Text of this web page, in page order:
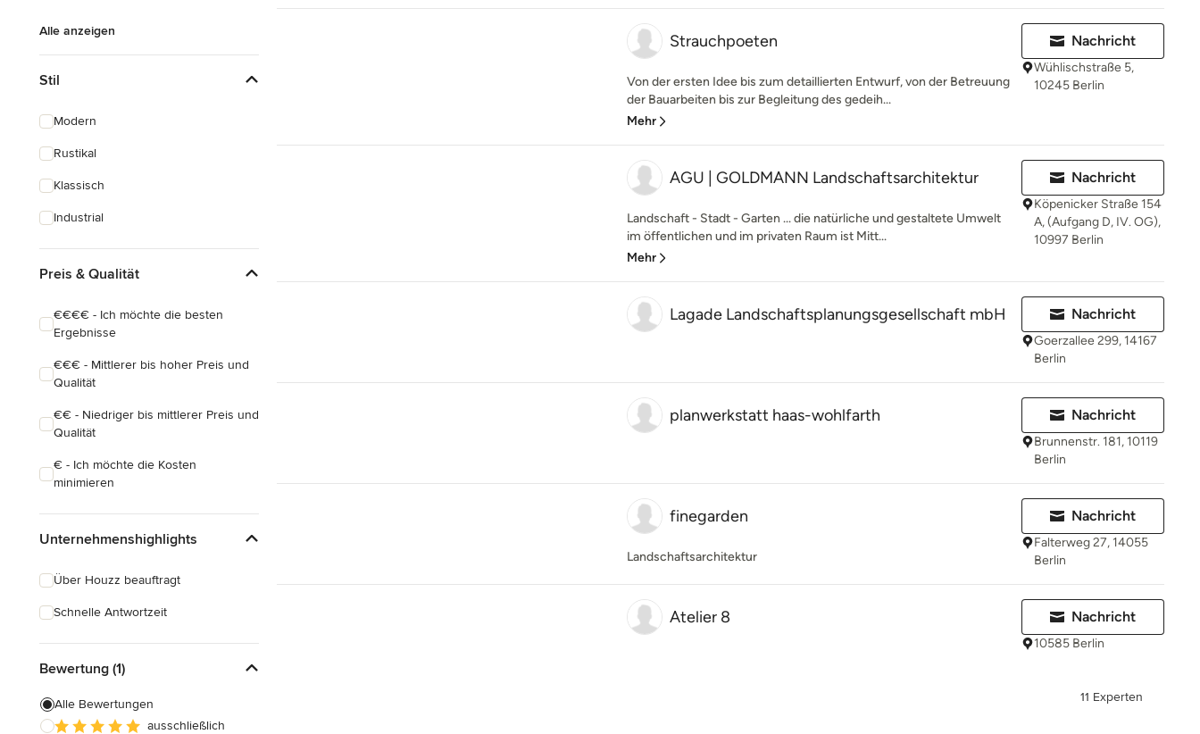
Alle anzeigen
Stil
Modern
Rustikal
Klassisch
Industrial
Preis & Qualität
€€€€ - Ich möchte die besten
Ergebnisse
€€€ - Mittlerer bis hoher Preis und
Qualität
€€ - Niedriger bis mittlerer Preis und
Qualität
€ - Ich möchte die Kosten
minimieren
Unternehmenshighlights
Über Houzz beauftragt
Schnelle Antwortzeit
Bewertung (1)
Alle Bewertungen
ausschließlich
Strauchpoeten
Von der ersten Idee bis zum detaillierten Entwurf, von der Betreuung
der Bauarbeiten bis zur Begleitung des gedeih...
Mehr
Nachricht
Wühlischstraße 5,
10245 Berlin
AGU | GOLDMANN Landschaftsarchitektur
Landschaft - Stadt - Garten ... die natürliche und gestaltete Umwelt
im öffentlichen und im privaten Raum ist Mitt...
Mehr
Nachricht
Köpenicker Straße 154
A, (Aufgang D, IV. OG),
10997 Berlin
Lagade Landschaftsplanungsgesellschaft mbH Nachricht
Goerzallee 299, 14167
Berlin
planwerkstatt haas-wohlfarth Nachricht
Brunnenstr. 181, 10119
Berlin
finegarden
Landschaftsarchitektur
Nachricht
Falterweg 27, 14055
Berlin
Atelier 8 Nachricht
10585 Berlin
11 Experten